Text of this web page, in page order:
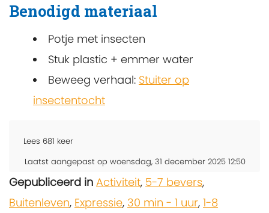
Benodigd materiaal
Potje met insecten
Stuk plastic + emmer water
Beweeg verhaal: Stuiter op
insectentocht
Lees 681 keer
Laatst aangepast op woensdag, 31 december 2025 12:50
Gepubliceerd in Activiteit, 5-7 bevers,
Buitenleven, Expressie, 30 min - 1 uur, 1-8